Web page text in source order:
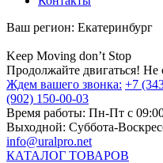
Ваш регион: Екатеринбург
Keep Moving don’t Stop
Продолжайте двигаться! Не
Ждем вашего звонка: +7
(902) 150-00-03
Время работы: Пн-Пт с
Выходной: Суббота-
info@uralpro.net
КАТАЛОГ ТОВАРОВ